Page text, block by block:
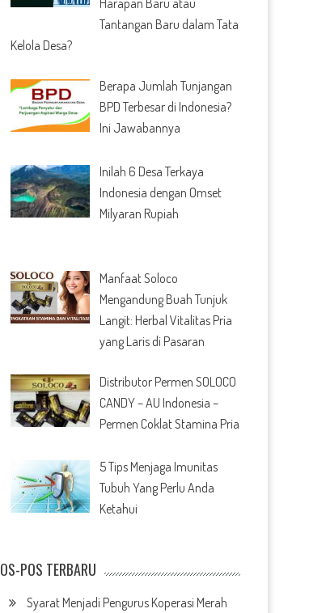
Harapan Baru atau
Tantangan Baru dalam Tata
Kelola Desa?
Berapa Jumlah Tunjangan
BPD Terbesar di Indonesia?
Ini Jawabannya
Inilah 6 Desa Terkaya
Indonesia dengan Omset
Milyaran Rupiah
Manfaat Soloco
Mengandung Buah Tunjuk
Langit: Herbal Vitalitas Pria
yang Laris di Pasaran
Distributor Permen SOLOCO
CANDY – AU Indonesia –
Permen Coklat Stamina Pria
5 Tips Menjaga Imunitas
Tubuh Yang Perlu Anda
Ketahui
POS TERBARU
Syarat Menjadi Pengurus Koperasi Merah